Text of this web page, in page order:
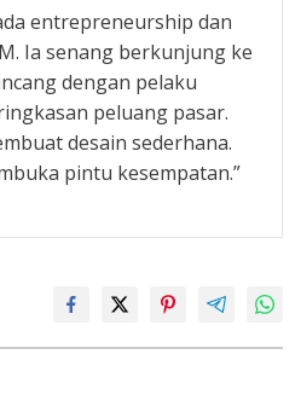
entrepreneurship dan
Ia senang berkunjung ke
dengan pelaku
peluang pasar.
desain sederhana.
pintu kesempatan.”